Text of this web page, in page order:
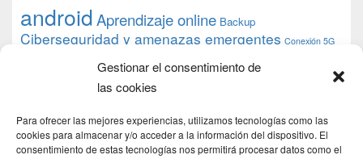
Gestionar el consentimiento de
las cookies
Para ofrecer las mejores experiencias, utilizamos tecnologías como las
cookies para almacenar y/o acceder a la información del dispositivo. El
consentimiento de estas tecnologías nos permitirá procesar datos como el
androidAprendizaje online Backup
Ciberseguridad y amenazas emergentes Conexión 5G
datos debian desarrollo web
Formación Google
iphone
proyecto PS4 python Raspberryraspberrypi
raspbian review Servidor Web Sostenibilidad